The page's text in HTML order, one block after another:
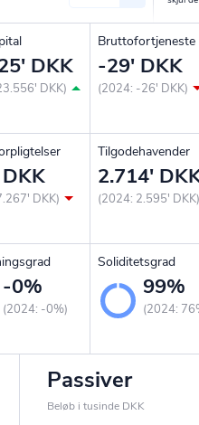
DKK
DKK)
Bruttofortjeneste
-29' DKK
(2024: -26' DKK)
DKK)
Tilgodehavender
2.714'
(2024: 2.595'
-0%
(2024: -0%)
Soliditetsgrad
99%
(2024:
Passiver
Beløb i tusinde DKK